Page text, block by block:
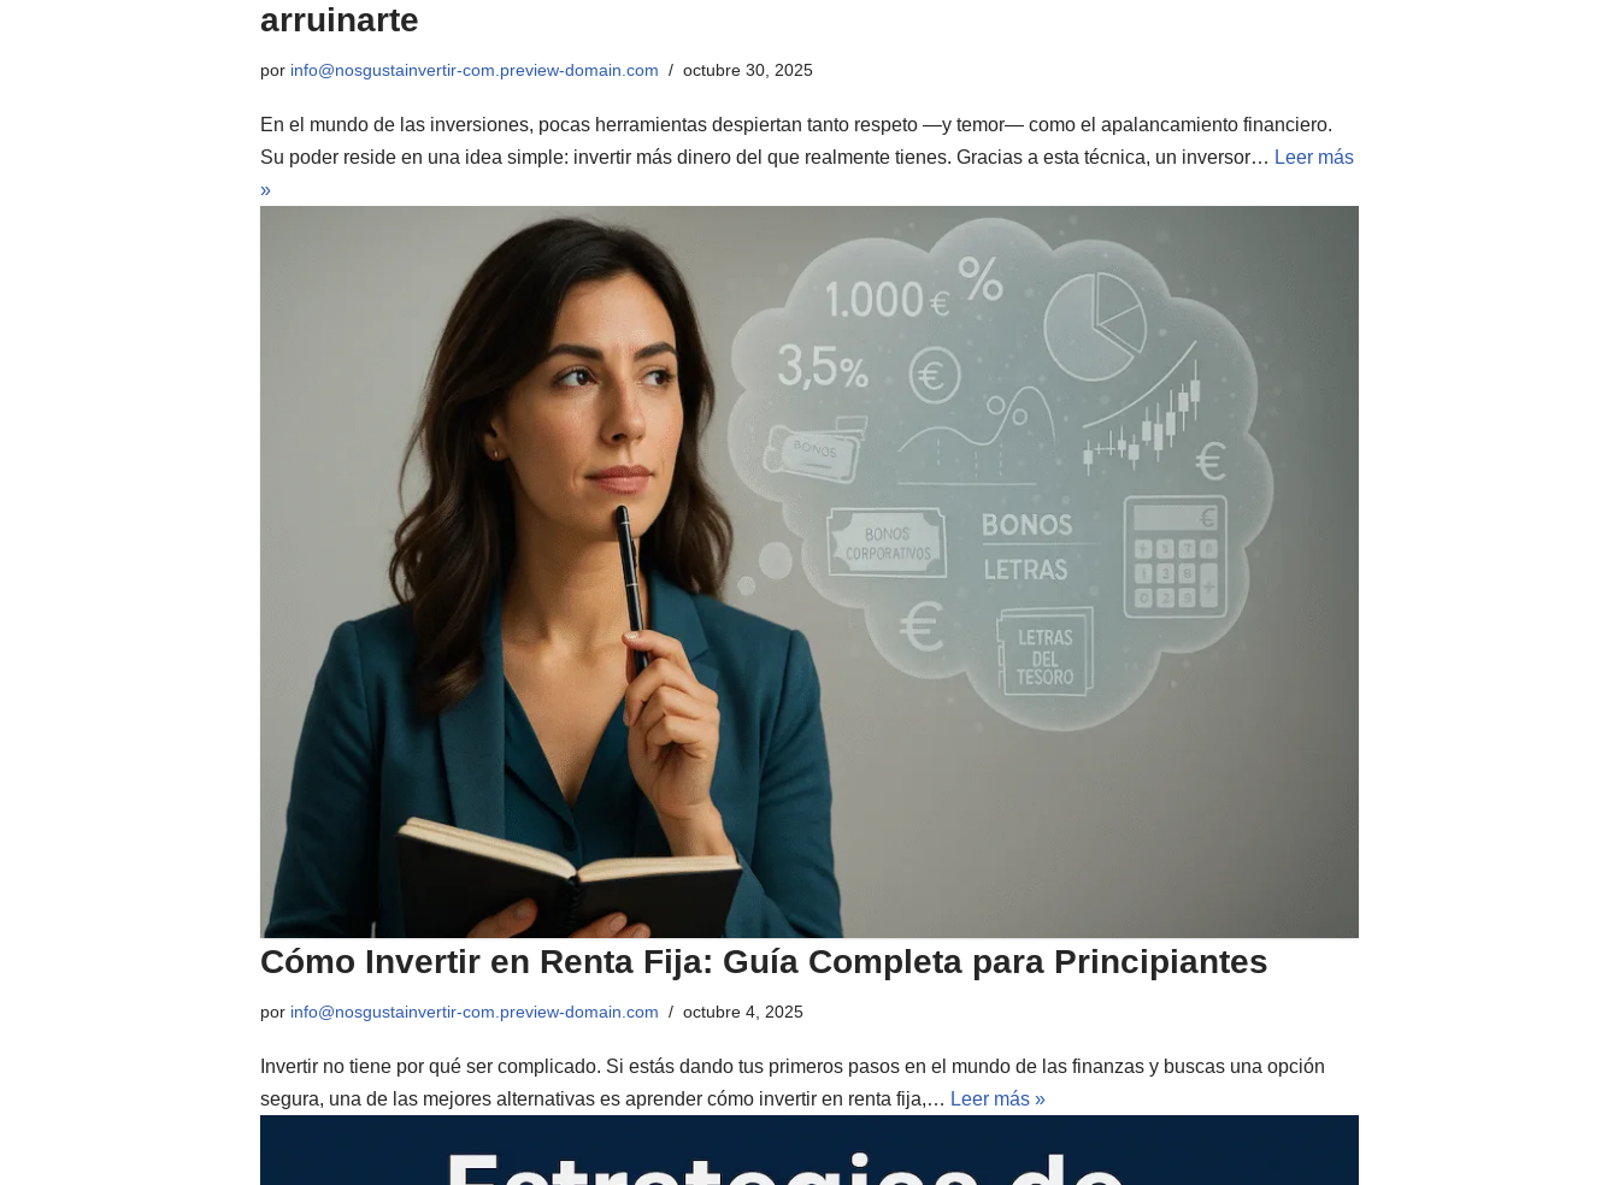
arruinarte
por info@nosgustainvertir-com.preview-domain.com octubre 30, 2025
En el mundo de las inversiones, pocas herramientas despiertan tanto respeto —y temor— como el apalancamiento financiero.
Su poder reside en una idea simple: invertir más dinero del que realmente tienes. Gracias a esta técnica, un inversor… Leer más
»
Cómo Invertir en Renta Fija: Guía Completa para Principiantes
por info@nosgustainvertir-com.preview-domain.com octubre 4, 2025
Invertir no tiene por qué ser complicado. Si estás dando tus primeros pasos en el mundo de las finanzas y buscas una opción
segura, una de las mejores alternativas es aprender cómo invertir en renta fija,… Leer más »